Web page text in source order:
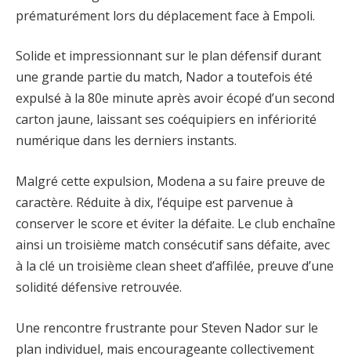
prématurément lors du déplacement face à Empoli.
Solide et impressionnant sur le plan défensif durant
une grande partie du match, Nador a toutefois été
expulsé à la 80e minute après avoir écopé d’un second
carton jaune, laissant ses coéquipiers en infériorité
numérique dans les derniers instants.
Malgré cette expulsion, Modena a su faire preuve de
caractère. Réduite à dix, l’équipe est parvenue à
conserver le score et éviter la défaite. Le club enchaîne
ainsi un troisième match consécutif sans défaite, avec
à la clé un troisième clean sheet d’affilée, preuve d’une
solidité défensive retrouvée.
Une rencontre frustrante pour Steven Nador sur le
plan individuel, mais encourageante collectivement